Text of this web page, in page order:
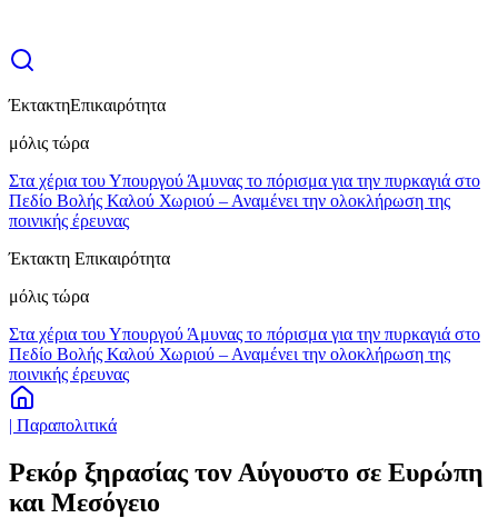
ΈκτακτηΕπικαιρότητα
μόλις τώρα
Στα χέρια του Υπουργού Άμυνας το πόρισμα για την πυρκαγιά στο
Πεδίο Βολής Καλού Χωριού – Αναμένει την ολοκλήρωση της
ποινικής έρευνας
Έκτακτη Επικαιρότητα
μόλις τώρα
Στα χέρια του Υπουργού Άμυνας το πόρισμα για την πυρκαγιά στο
Πεδίο Βολής Καλού Χωριού – Αναμένει την ολοκλήρωση της
ποινικής έρευνας
| Παραπολιτικά
Ρεκόρ ξηρασίας τον Αύγουστο σε Ευρώπη
και Μεσόγειο